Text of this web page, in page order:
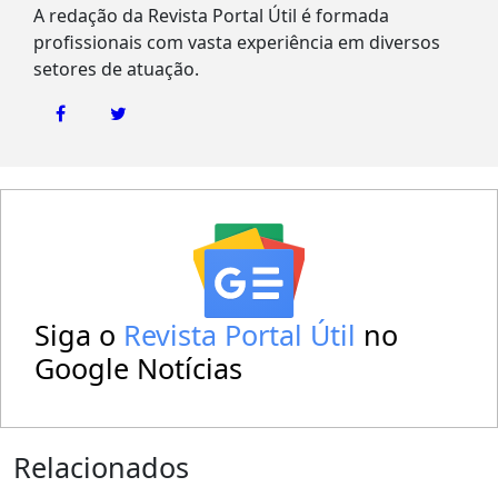
A redação da Revista Portal Útil é formada
profissionais com vasta experiência em diversos
setores de atuação.
Siga o Revista Portal Útil no
Google Notícias
Relacionados